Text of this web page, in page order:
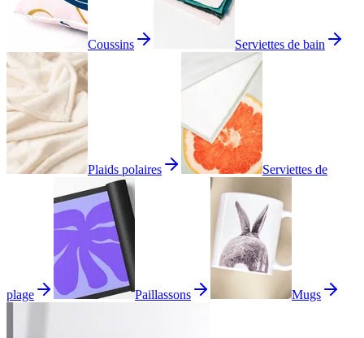
Coussins Serviettes de bain
Plaids polaires Serviettes de
plage Paillassons Mugs